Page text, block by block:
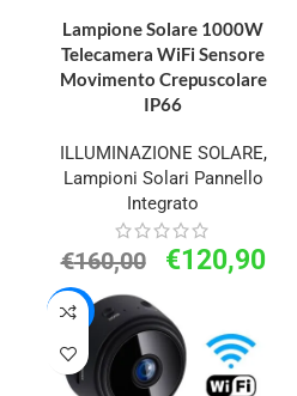
Lampione Solare 1000W
Telecamera WiFi Sensore
Movimento Crepuscolare
IP66
ILLUMINAZIONE SOLARE,
Lampioni Solari Pannello
Integrato
€160,00 €120,90
-30%